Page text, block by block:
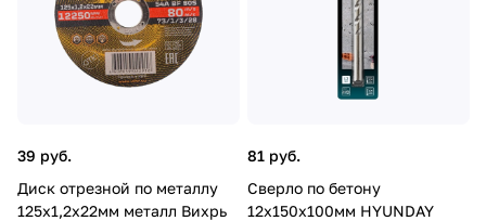
39 руб.
Диск отрезной по металлу
125х1,2х22мм металл Вихрь
81 руб.
Сверло по бетону
12х150х100мм HYUNDAY